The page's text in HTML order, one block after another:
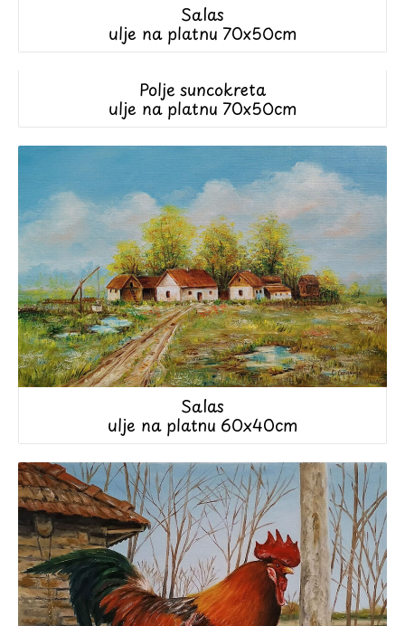
Salas
ulje na platnu 70x50cm
Polje suncokreta
ulje na platnu 70x50cm
Salas
ulje na platnu 60x40cm